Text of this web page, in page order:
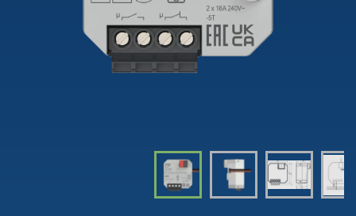
Präsenzmelder & Bewegungsmelder
OEM-Referenzen
DALI-2 Lichtsteuerung
KNX-Systeme
Downloads
Kataloge und Prospekte
Theben AG
Technischer Support